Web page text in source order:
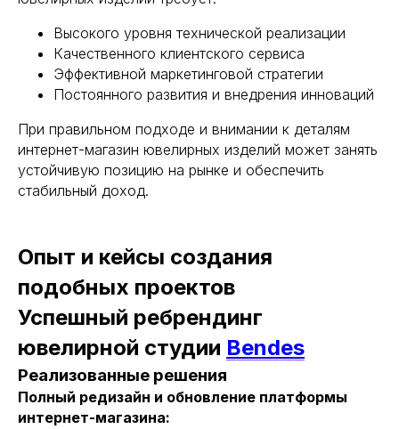
Высокого уровня технической реализации
Качественного клиентского сервиса
Эффективной маркетинговой стратегии
Постоянного развития и внедрения инноваций
При правильном подходе и внимании к деталям
интернет-магазин ювелирных изделий может занять
устойчивую позицию на рынке и обеспечить
стабильный доход.
Опыт и кейсы создания
подобных проектов
Успешный ребрендинг
ювелирной студии Bendes
Реализованные решения
Полный редизайн и обновление платформы
интернет-магазина: